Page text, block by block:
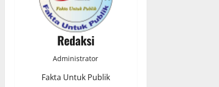
Redaksi
Administrator
Fakta Untuk Publik